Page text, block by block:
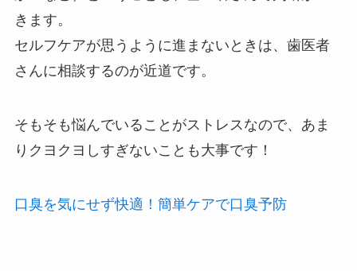
きます。
セルフケアが思うように進まないときは、歯医者
さんに相談するのが近道です。
そもそも悩んでいることがストレスなので、あま
りクヨクヨしすぎないことも大事です！
口臭を気にせず快適！簡単ケアで口臭予防